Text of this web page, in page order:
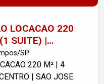
LOCACAO 220
SUITE) |
CAMPOS
SP
220 M² | 4
| SAO JOSE